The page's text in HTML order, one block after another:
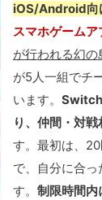
iOS/Android向
スマホゲームア
が行われる幻
が5人一組でチ
います。Switch
り、仲間・対
す。最初は、
で、自分に合
す。制限時間内